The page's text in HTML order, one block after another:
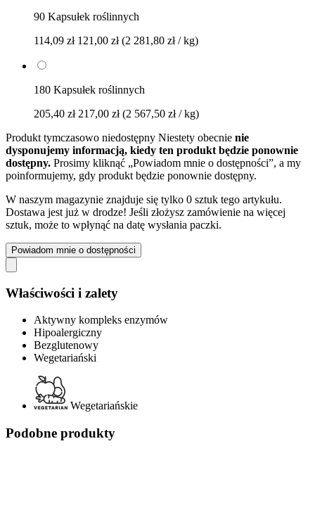
90 Kapsułek roślinnych
114,09 zł 121,00 zł (2 281,80 zł / kg)
180 Kapsułek roślinnych
205,40 zł 217,00 zł (2 567,50 zł / kg)
Produkt tymczasowo niedostępny Niestety obecnie nie
dysponujemy informacją, kiedy ten produkt będzie ponownie
dostępny. Prosimy kliknąć „Powiadom mnie o dostępności”, a my
poinformujemy, gdy produkt będzie ponownie dostępny.
W naszym magazynie znajduje się tylko 0 sztuk tego artykułu.
Dostawa jest już w drodze! Jeśli złożysz zamówienie na więcej
sztuk, może to wpłynąć na datę wysłania paczki.
Powiadom mnie o dostępności
Właściwości i zalety
Aktywny kompleks enzymów
Hipoalergiczny
Bezglutenowy
Wegetariański
Wegetariańskie
Podobne produkty